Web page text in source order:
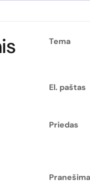
Tema
El. paštas
Priedas